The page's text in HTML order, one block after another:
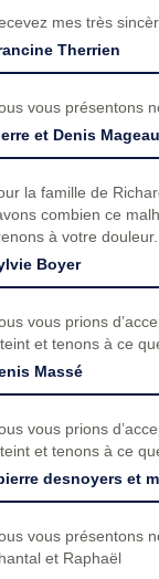
mes très
Therrien
vous présentons
et Denis Mageau
la famille de
combien ce
à votre
Boyer
vous prions
et tenons à ce
Massé
vous prions
et tenons à ce
desnoyers et
vous présentons
et Raphaël